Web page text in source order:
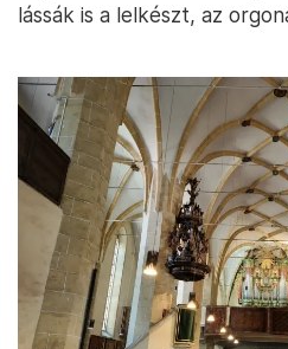
lássák is a lelkészt, az